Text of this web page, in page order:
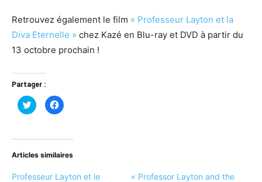
Retrouvez également le film « Professeur Layton et la
Diva Eternelle » chez Kazé en Blu-ray et DVD à partir du
13 octobre prochain !
Partager :
Cliquez
pour
partager
dans
nouvelle
fenêtre)
Cliquez
pour
dans
nouvelle
fenêtre)
Articles similaires
Professeur Layton et le
« Professor Layton and the